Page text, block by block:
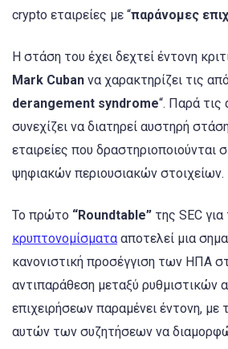
crypto εταιρείες με “παράνομες
Η στάση του έχει δεχτεί έντονη
Mark Cuban να χαρακτηρίζει τις
derangement syndrome“. Παρά τις
συνεχίζει να διατηρεί αυστηρή
εταιρείες που
ψηφιακών περιουσιακών στοιχείων.
To πρώτο “Roundtable” της SEC για
κρυπτονομίσματα αποτελεί μια
κανονιστική προσέγγιση των ΗΠΑ
αντιπαράθεση μεταξύ ρυθμιστικών
επιχειρήσεων παραμένει έντονη,
αυτών των συζητήσεων να